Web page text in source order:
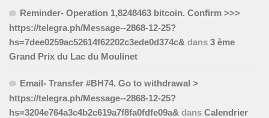
Reminder- Operation 1,8248463 bitcoin. Confirm >>>
https://telegra.ph/Message--2868-12-25?
hs=7dee0259ac52614f62202c3ede0d374c& dans 3 ème
Grand Prix du Lac du Moulinet
Email- Transfer #BH74. Go to withdrawal >
https://telegra.ph/Message--2868-12-25?
hs=3204e764a3c4b2c619a7f8fa0fdfe09a& dans Calendrier